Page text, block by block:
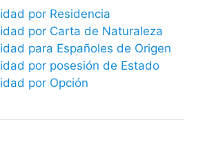
por Residencia
por Carta de Naturaleza
para Españoles de Origen
por posesión de Estado
por Opción